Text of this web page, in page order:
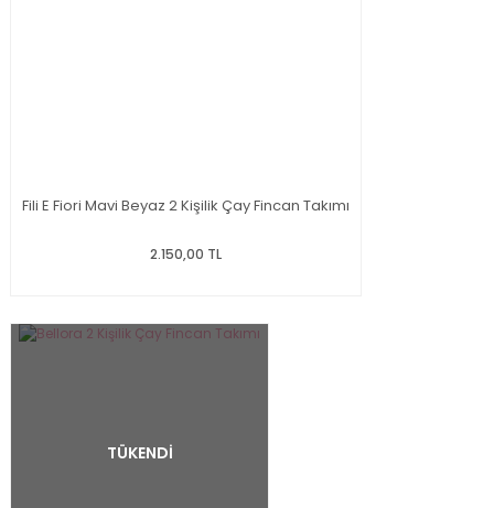
Fili E Fiori Mavi Beyaz 2 Kişilik Çay Fincan Takımı
2.150,00 TL
TÜKENDİ